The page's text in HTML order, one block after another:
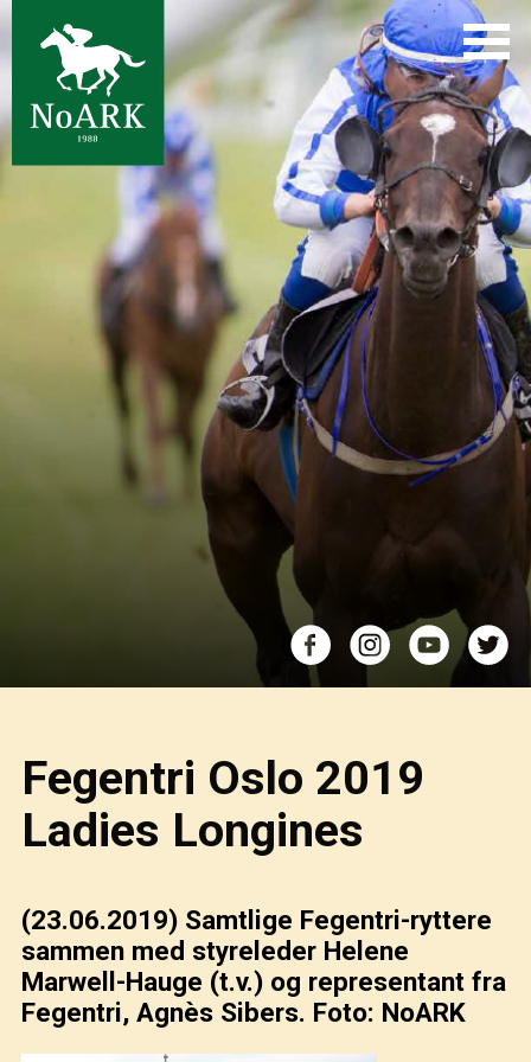
Fegentri Oslo 2019
Ladies Longines
(23.06.2019) Samtlige Fegentri-ryttere
sammen med styreleder Helene
Marwell-Hauge (t.v.) og representant fra
Fegentri, Agnès Sibers. Foto: NoARK